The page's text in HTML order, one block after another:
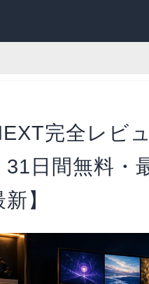
完全レビ
31日間無料・
】